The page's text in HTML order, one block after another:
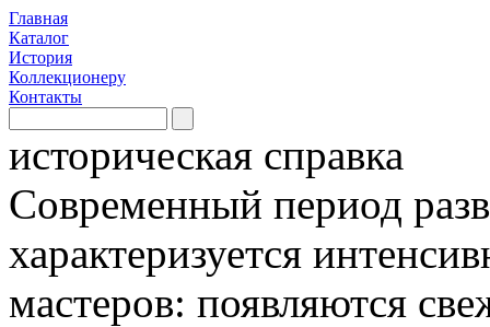
Главная
Каталог
История
Коллекционеру
Контакты
историческая справка
Современный период
характеризуется
мастеров: появляются